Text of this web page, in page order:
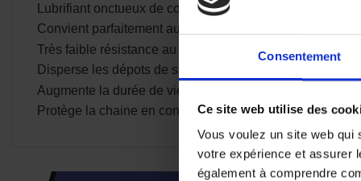
Consentement
Ce site web utilise des
Vous voulez un site web
votre expérience et assurer
également à comprendre
Lubrifiant onctueux de couleur jaune spécialement
Convient parfaitement aux chaines avec ou sans joints
Très faible résistance au roulement pour plus de
Disperse les dépots de sable, de boue et de terre pour
Augmente la durée de vie de la chaine : résiste à l'eau
Protège la chaine en conditions boueuses et humides